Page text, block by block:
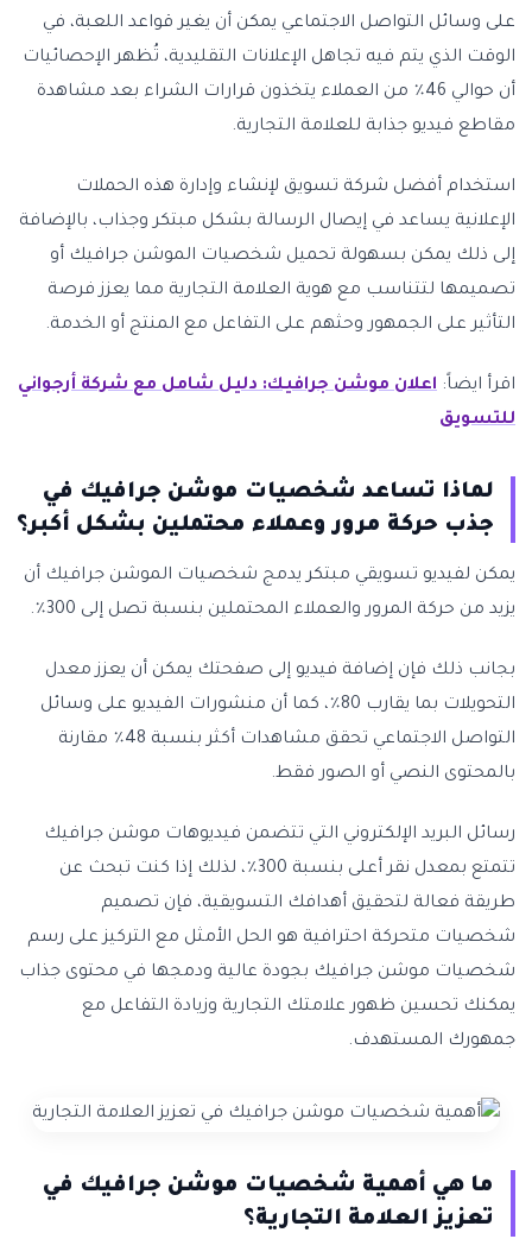
على وسائل التواصل الاجتماعي يمكن أن يغير قواعد اللعبة، في
الوقت الذي يتم فيه تجاهل الإعلانات التقليدية، تُظهر الإحصائيات
أن حوالي 46٪ من العملاء يتخذون قرارات الشراء بعد مشاهدة
مقاطع فيديو جذابة للعلامة التجارية.
استخدام أفضل شركة تسويق لإنشاء وإدارة هذه الحملات
الإعلانية يساعد في إيصال الرسالة بشكل مبتكر وجذاب، بالإضافة
إلى ذلك يمكن بسهولة تحميل شخصيات الموشن جرافيك أو
تصميمها لتتناسب مع هوية العلامة التجارية مما يعزز فرصة
التأثير على الجمهور وحثهم على التفاعل مع المنتج أو الخدمة.
اقرأ ايضاً: اعلان موشن جرافيك: دليل شامل مع شركة أرجواني
للتسويق
لماذا تساعد شخصيات موشن جرافيك في
جذب حركة مرور وعملاء محتملين بشكل أكبر؟
يمكن لفيديو تسويقي مبتكر يدمج شخصيات الموشن جرافيك أن
يزيد من حركة المرور والعملاء المحتملين بنسبة تصل إلى 300٪.
بجانب ذلك فإن إضافة فيديو إلى صفحتك يمكن أن يعزز معدل
التحويلات بما يقارب 80٪، كما أن منشورات الفيديو على وسائل
التواصل الاجتماعي تحقق مشاهدات أكثر بنسبة 48٪ مقارنة
بالمحتوى النصي أو الصور فقط.
رسائل البريد الإلكتروني التي تتضمن فيديوهات موشن جرافيك
تتمتع بمعدل نقر أعلى بنسبة 300٪، لذلك إذا كنت تبحث عن
طريقة فعالة لتحقيق أهدافك التسويقية، فإن تصميم
شخصيات متحركة احترافية هو الحل الأمثل مع التركيز على رسم
شخصيات موشن جرافيك بجودة عالية ودمجها في محتوى جذاب
يمكنك تحسين ظهور علامتك التجارية وزيادة التفاعل مع
جمهورك المستهدف.
ما هي أهمية شخصيات موشن جرافيك في
تعزيز العلامة التجارية؟